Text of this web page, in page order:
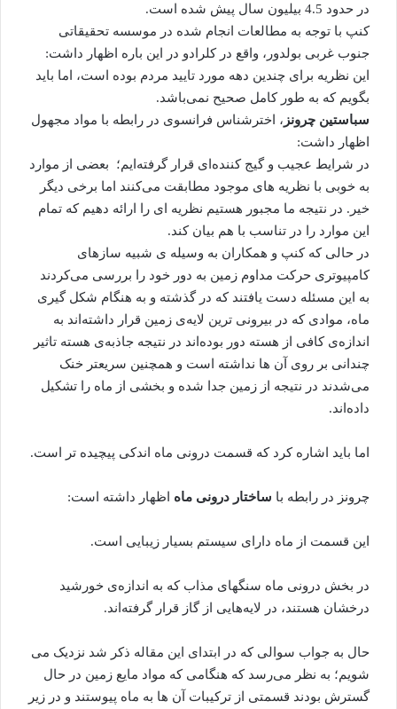
در حدود 4.5 بیلیون سال پیش شده است.
کنپ با توجه به مطالعات انجام شده در موسسه تحقیقاتی
جنوب غربی بولدور، واقع در کلرادو در این باره اظهار داشت:
این نظریه برای چندین دهه مورد تایید مردم بوده است، اما باید
بگویم که به طور کامل صحیح نمی‌باشد.
سباستین چرونز ، اخترشناس فرانسوی در رابطه با مواد مجهول
اظهار داشت:
در شرایط عجیب و گیج کننده‌ای قرار گرفته‌ایم؛ بعضی از موارد
به خوبی با نظریه ‌های موجود مطابقت می‌کنند اما برخی دیگر
خیر. در نتیجه ما مجبور هستیم نظریه ای را ارائه دهیم که تمام
این موارد را در تناسب با هم بیان کند.
در حالی که کنپ و همکاران به وسیله ی شبیه سازهای
کامپیوتری حرکت مداوم زمین به دور خود را بررسی می‌کردند
به این مسئله دست یافتند که در گذشته و به هنگام شکل گیری
ماه، موادی که در بیرونی ترین لایه‌ی زمین قرار داشته‌اند به
اندازه‌ی کافی از هسته دور بوده‌اند در نتیجه جاذبه‌ی هسته تاثیر
چندانی بر روی آن ها نداشته است و همچنین سریعتر خنک
می‌شدند در نتیجه از زمین جدا شده و بخشی از ماه را تشکیل
داده‌اند.
اما باید اشاره کرد که قسمت درونی ماه اندکی پیچیده تر است.
چرونز در رابطه با ساختار درونی ماه اظهار داشته است:
این قسمت از ماه دارای سیستم بسیار زیبایی است.
در بخش درونی ماه سنگهای مذاب که به اندازه‌ی خورشید
درخشان هستند، در لایه‌هایی از گاز قرار گرفته‌اند.
حال به جواب سوالی که در ابتدای این مقاله ذکر شد نزدیک می
شویم؛ به نظر می‌رسد که هنگامی که مواد مایع زمین در حال
گسترش بودند قسمتی از ترکیبات آن ها به ماه پیوستند و در زیر